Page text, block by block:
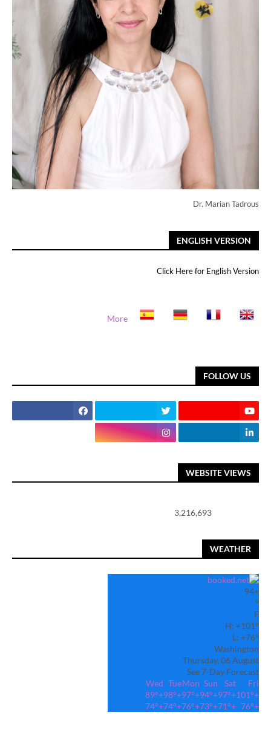
Dr. Marian Tadrous
ENGLISH VERSION
Click Here for English Version
More
FOLLOW US
WEBSITE VIEWS
3,216,693
WEATHER
+
94
°
F
H: +101°
L: +76°
Washington
Thursday, 06 August
See 7-Day Forecast
Fri
Sat
Sun
Mon
Tue
Wed
+
101°
+
97°
+
94°
+
97°
+
98°
+
89°
+
76°
+
71°
+
73°
+
76°
+
74°
+
74°